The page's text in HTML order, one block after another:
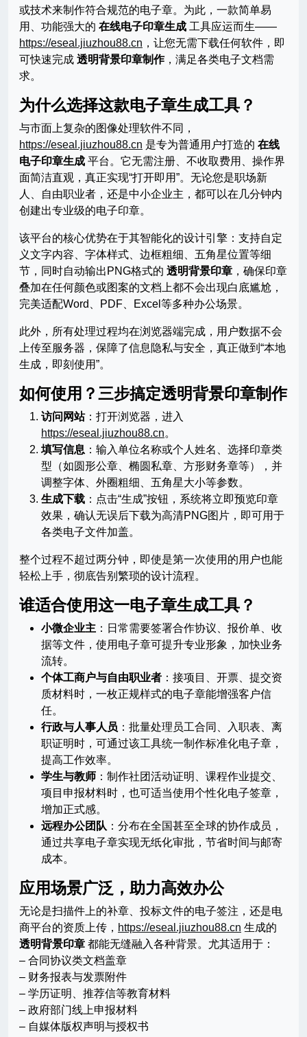
或技术来制作符合规范的电子章。为此，一款简单易
用、功能强大的 在线电子印章生成 工具应运而生——
https://eseal.jiuzhou88.cn ，让您无需下载任何软件，即
可快速完成 透明背景印章制作，满足各类电子文档需
求。
为什么选择这款电子章生成工具？
与市面上复杂的图像处理软件不同，
https://eseal.jiuzhou88.cn 是专为普通用户打造的 在线
电子印章生成 平台。它无需注册、不收取费用、操作界
面简洁直观，真正实现“打开即用”。无论您是职场新
人、自由职业者，还是中小企业主，都可以在几分钟内
创建出专业级的电子印章。
该平台的核心优势在于其智能化的设计引擎：支持自定
义文字内容、字体样式、边框粗细、五角星位置等细
节，同时自动输出PNG格式的 透明背景印章 ，确保印章
叠加在任何颜色或图案的文档上都不会出现白底尴尬，
完美适配Word、PDF、Excel等多种办公场景。
此外，所有处理过程均在浏览器端完成，用户数据不会
上传至服务器，保障了信息隐私与安全，真正做到“本地
生成，即刻使用”。
如何使用？三步搞定透明背景印章制作
访问网站：打开浏览器，进入
https://eseal.jiuzhou88.cn。
填写信息 ：输入单位名称或个人姓名、选择印章类
型（如圆形公章、椭圆私章、方形财务章等），并
调整字体、外圈粗细、五角星大小等参数。
生成下载 ：点击“生成”按钮，系统将立即预览印章
效果，确认无误后下载为高清PNG图片，即可用于
各类电子文件加盖。
整个过程不超过两分钟，即使是第一次使用的用户也能
轻松上手，彻底告别繁琐的设计流程。
谁适合使用这一电子章生成工具？
小微企业主 ：日常需要签署合作协议、报价单、收
据等文件，使用电子章可提升专业形象，加快业务
流转。
个体工商户与自由职业者 ：接项目、开票、提交资
质材料时，一枚正规样式的电子章能增强客户信
任。
行政与人事人员 ：批量处理员工合同、入职表、离
职证明时，可通过该工具统一制作标准化电子章，
提高工作效率。
学生与教师 ：制作社团活动证明、课程作业提交、
项目申报材料时，也可适当使用个性化电子签章，
增加正式感。
远程办公团队 ：分布在全国甚至全球的协作成员，
通过共享电子章实现无纸化审批，节省时间与邮寄
成本。
应用场景广泛，助力高效办公
无论是扫描件上的补章、投标文件的电子签注，还是电
商平台的资质上传， https://eseal.jiuzhou88.cn 生成的
透明背景印章 都能无缝融入各种背景。尤其适用于：
– 合同协议类文档盖章
– 财务报表与发票附件
– 学历证明、推荐信等教育材料
– 政府部门线上申报材料
– 自媒体版权声明与授权书